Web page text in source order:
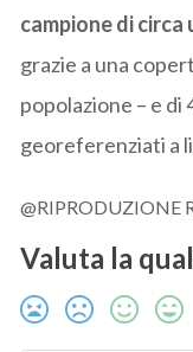
campione di
grazie a una
popolazione – e di
georeferenziati a
@RIPRODUZIONE
Valuta la